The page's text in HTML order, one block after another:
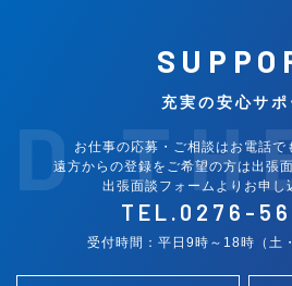
充実の安心サポ
お仕事の応募・ご相談はお電話で
遠方からの登録をご希望の方は出張
出張面談フォームよりお申し
TEL. 0276-
受付時間：平日9時～18時（土